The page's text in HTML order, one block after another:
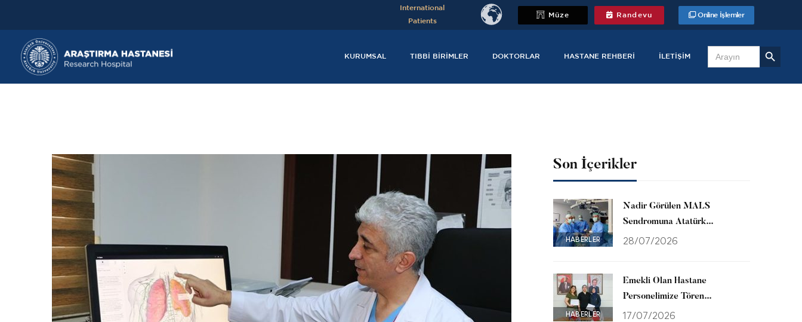
International
Patients
Müze Randevu Online İşlemler
KURUMSAL TIBBI BIRIMLER DOKTORLAR HASTANE REHBERI İLETIŞIM
Search
for:
Search Button
Son İçerikler
HABERLER
Nadir Görülen MALS
Sendromuna Atatürk
Üniversitesinde Başarılı
28/07/2026
HABERLER
Emekli Olan Hastane
Personelimize Tören
Düzenlendi
17/07/2026